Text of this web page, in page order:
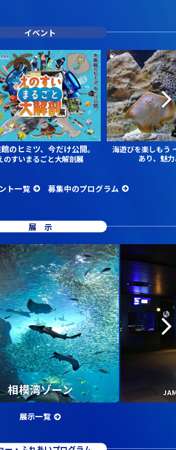
イベント
のヒミツ、今だけ公開。
のすいまるごと大解剖展
海遊びを楽しもう
あり、魅
ト一覧 募集中のプログラム
展示
相模湾ゾーン
展示一覧